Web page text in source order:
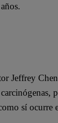
Jeffrey
sí ocurre